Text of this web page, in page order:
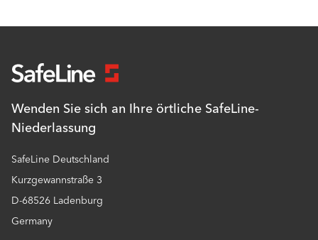
Wenden Sie sich an Ihre örtliche SafeLine-
Niederlassung
SafeLine Deutschland
Kurzgewannstraße 3
D-68526 Ladenburg
Germany